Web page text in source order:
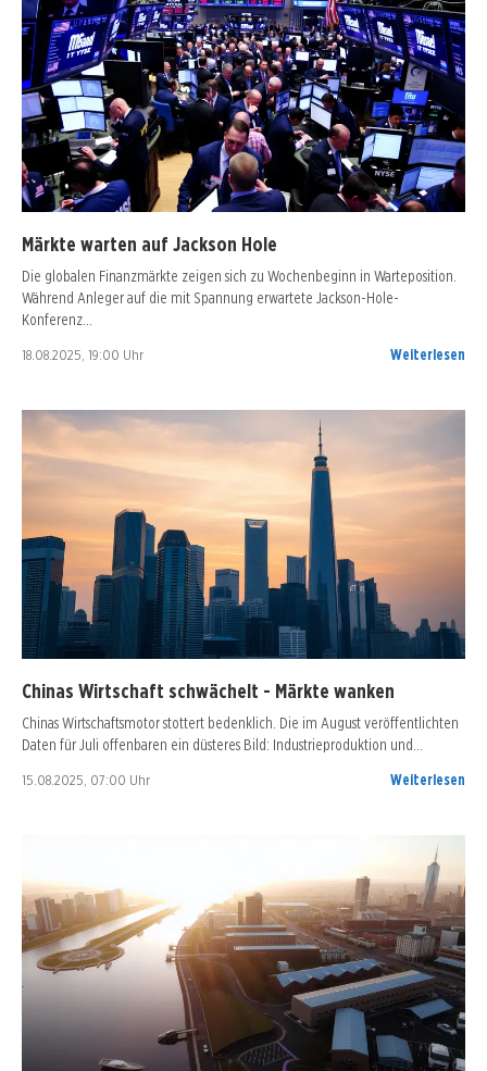
Märkte warten auf Jackson Hole
Die globalen Finanzmärkte zeigen sich zu Wochenbeginn in Warteposition.
Während Anleger auf die mit Spannung erwartete Jackson-Hole-
Konferenz…
18.08.2025, 19:00 Uhr Weiterlesen
Chinas Wirtschaft schwächelt - Märkte wanken
Chinas Wirtschaftsmotor stottert bedenklich. Die im August veröffentlichten
Daten für Juli offenbaren ein düsteres Bild: Industrieproduktion und…
15.08.2025, 07:00 Uhr Weiterlesen